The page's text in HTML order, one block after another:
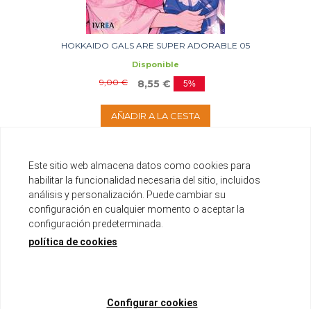
HOKKAIDO GALS ARE SUPER ADORABLE 05
Disponible
9,00 € 8,55 € 5%
AÑADIR A LA CESTA
Este sitio web almacena datos como cookies para
habilitar la funcionalidad necesaria del sitio, incluidos
análisis y personalización. Puede cambiar su
configuración en cualquier momento o aceptar la
configuración predeterminada.
política de cookies
Configurar cookies